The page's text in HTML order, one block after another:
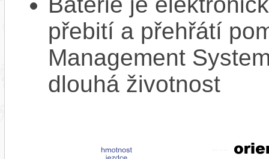
přebití a přehřátí
Management
dlouhá životnost